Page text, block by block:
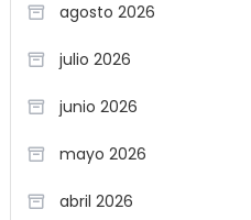
agosto 2026
julio 2026
junio 2026
mayo 2026
abril 2026